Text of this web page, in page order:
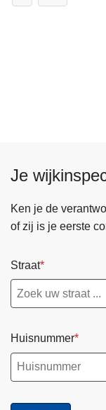
Je
Ken je de
of zij is je eerste
Straat
Huisnummer